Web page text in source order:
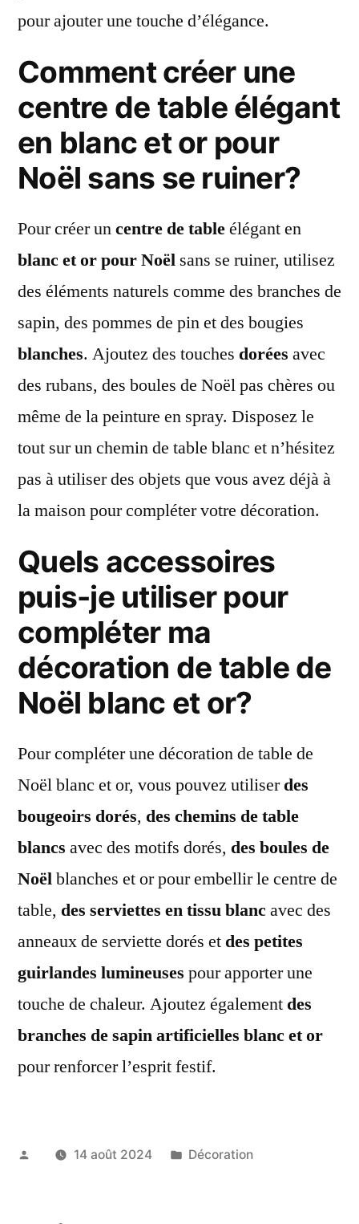
pour ajouter une touche d’élégance.
Comment créer une
centre de table élégant
en blanc et or pour
Noël sans se ruiner?
Pour créer uncentre de tableélégant en
blanc et or pour Noël sans se ruiner, utilisez
des éléments naturels comme des branches de
sapin, des pommes de pin et des bougies
blanches. Ajoutez des touches dorées avec
des rubans, des boules de Noël pas chères ou
même de la peinture en spray. Disposez le
tout sur un chemin de table blanc et n’hésitez
pas à utiliser des objets que vous avez déjà à
la maison pour compléter votre décoration.
Quels accessoires
puis-je utiliser pour
compléter ma
décoration de table de
Noël blanc et or?
Pour compléter une décoration de table de
Noël blanc et or, vous pouvez utiliserdes
bougeoirs dorés, des chemins de table
blancs avec des motifs dorés, des boules de
Noëlblanches et or pour embellir le centre de
table, des serviettes en tissu blancavec des
anneaux de serviette dorés et des petites
guirlandes lumineuses pour apporter une
touche de chaleur. Ajoutez également des
branches de sapin artificielles blanc et or
pour renforcer l’esprit festif.
Publié 14 août 2024
Publié
Décoration